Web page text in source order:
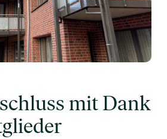
90 10 – 0
mit Dank